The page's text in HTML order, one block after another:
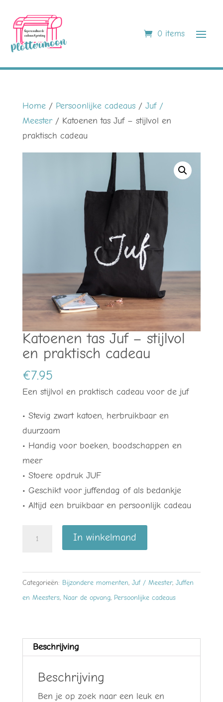
0 items
Home/ Persoonlijke cadeaus/ Juf /
Meester/ Katoenen tas Juf – stijlvol en
praktisch cadeau
Katoenen tas Juf – stijlvol
en praktisch cadeau
€7.95
Een stijlvol en praktisch cadeau voor de juf
• Stevig zwart katoen, herbruikbaar en
duurzaam
• Handig voor boeken, boodschappen en
meer
• Stoere opdruk JUF
• Geschikt voor juffendag of als bedankje
• Altijd een bruikbaar en persoonlijk cadeau
cadeau
aantal
In winkelmand
Categorieën: Bijzondere momenten, Juf / Meester, Juffen
en Meesters, Naar de opvang, Persoonlijke cadeaus
Beschrijving
Beschrijving
Ben je op zoek naar een leuk en